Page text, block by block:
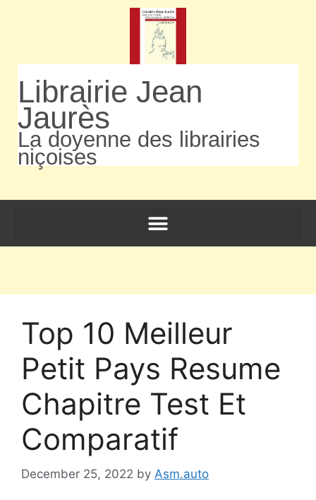
Librairie Jean
Jaurès
La doyenne des librairies
niçoises
Top 10 Meilleur
Petit Pays Resume
Chapitre Test Et
Comparatif
December 25, 2022 by Asm.auto